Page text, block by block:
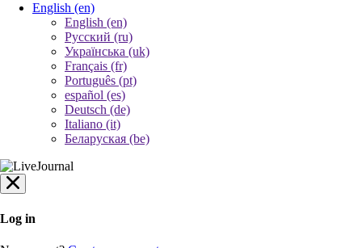
English (en)
English (en)
Русский (ru)
Українська (uk)
Français (fr)
Português (pt)
español (es)
Deutsch (de)
Italiano (it)
Беларуская (be)
Log in